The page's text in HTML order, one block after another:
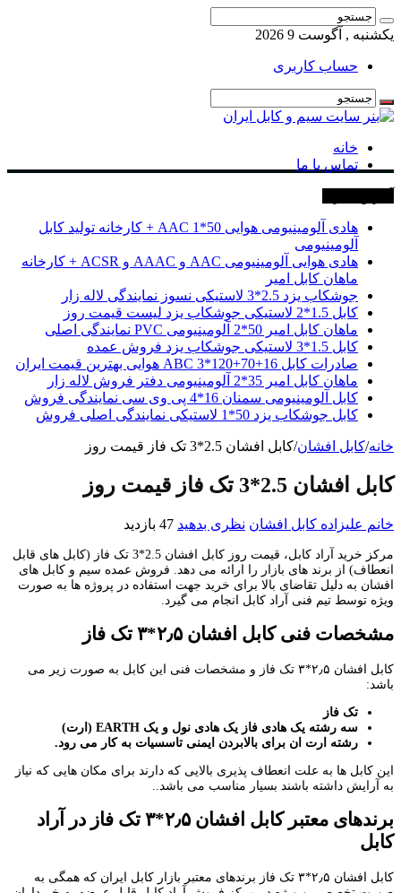
یکشنبه , آگوست 9 2026
حساب کاربری
خانه
تماس با ما
هادی آلومینیومی هوایی 50*1 AAC + کارخانه تولید کابل
آلومینیومی
هادی هوایی آلومینیومی AAC و AAAC و ACSR + کارخانه
ماهان کابل امیر
جوشکاب یزد 2.5*3 لاستیکی نسوز نمایندگی لاله زار
کابل 1.5*2 لاستیکی جوشکاب یزد لیست قیمت روز
ماهان کابل امیر 50*2 آلومینیومی PVC نمایندگی اصلی
کابل 1.5*3 لاستیکی جوشکاب یزد فروش عمده
صادرات کابل 16+70+120*3 ABC هوایی بهترین قیمت ایران
ماهان کابل امیر 35*2 آلومینیومی دفتر فروش لاله زار
کابل آلومینیومی سمنان 16*4 پی وی سی نمایندگی فروش
کابل جوشکاب یزد 50*1 لاستیکی نمایندگی اصلی فروش
خانه/کابل افشان/کابل افشان 2.5*3 تک فاز قیمت روز
کابل افشان 2.5*3 تک فاز قیمت روز
خانم علیزاده کابل افشان نظری بدهید 47 بازدید
مرکز خرید آراد کابل، قیمت روز کابل افشان 2.5*3 تک فاز (کابل های قابل
انعطاف) از برند های بازار را ارائه می دهد. فروش عمده سیم و کابل های
افشان به دلیل تقاضای بالا برای خرید جهت استفاده در پروژه ها به صورت
ویژه توسط تیم فنی آراد کابل انجام می گیرد.
مشخصات فنی کابل افشان ۲٫۵*۳ تک فاز
کابل افشان ۲٫۵*۳ تک فاز و مشخصات فنی این کابل به صورت زیر می
باشد:
تک فاز
سه رشته یک هادی فاز یک هادی نول و یک EARTH (ارت)
رشته ارت ان برای بالابردن ایمنی تاسسیات به کار می رود.
این کابل ها به علت انعطاف پذیری بالایی که دارند برای مکان هایی که نیاز
به آرایش داشته باشند بسیار مناسب می باشد..
برندهای معتبر کابل افشان ۲٫۵*۳ تک فاز در آراد
کابل
کابل افشان ۲٫۵*۳ تک فاز برندهای معتبر بازار کابل ایران که همگی به